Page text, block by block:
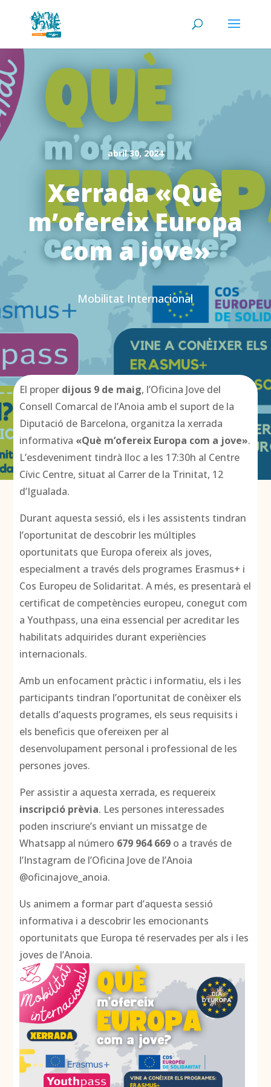
abril 30, 2024
Xerrada «Què
m’ofereix Europa
com a jove»
Mobilitat Internacional
El proper dijous 9 de maig, l’Oficina Jove del
Consell Comarcal de l’Anoia amb el suport de la
Diputació de Barcelona, organitza la xerrada
informativa «Què m’ofereix Europa com a jove».
L’esdeveniment tindrà lloc a les 17:30h al Centre
Cívic Centre, situat al Carrer de la Trinitat, 12
d’Igualada.
Durant aquesta sessió, els i les assistents tindran
l’oportunitat de descobrir les múltiples
oportunitats que Europa ofereix als joves,
especialment a través dels programes Erasmus+ i
Cos Europeu de Solidaritat. A més, es presentarà el
certificat de competències europeu, conegut com
a Youthpass, una eina essencial per acreditar les
habilitats adquirides durant experiències
internacionals.
Amb un enfocament pràctic i informatiu, els i les
participants tindran l’oportunitat de conèixer els
detalls d’aquests programes, els seus requisits i
els beneficis que ofereixen per al
desenvolupament personal i professional de les
persones joves.
Per assistir a aquesta xerrada, es requereix
inscripció prèvia. Les persones interessades
poden inscriure’s enviant un missatge de
Whatsapp al número 679 964 669 o a través de
l’Instagram de l’Oficina Jove de l’Anoia
@oficinajove_anoia.
Us animem a formar part d’aquesta sessió
informativa i a descobrir les emocionants
oportunitats que Europa té reservades per als i les
joves de l’Anoia.